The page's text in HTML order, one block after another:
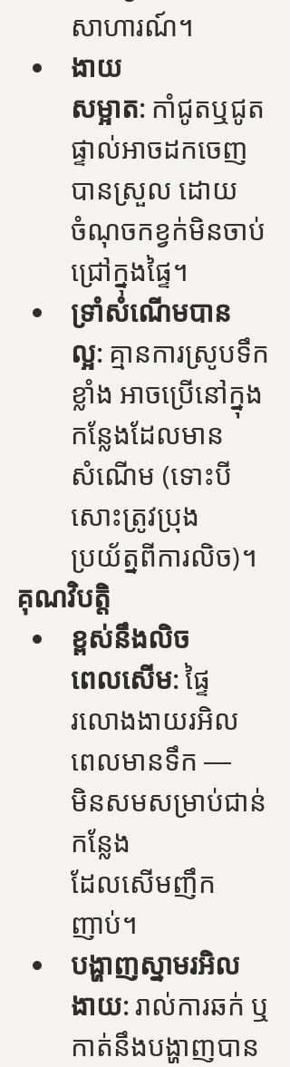
សាហារណ៍។
ងាយ
សម្អាត: កាំជូតឬជូត
ផ្ទាល់អាចដកចេញ
បានស្រួល ដោយ
ចំណុចកខ្វក់មិនចាប់
ជ្រៅក្នុងផ្ទៃ។
ទ្រាំសំណើមបាន
ល្អ: គ្មានការស្រូបទឹក
ខ្លាំង អាចប្រើនៅក្នុង
កន្លែងដែលមាន
សំណើម (ទោះបី
សោះត្រូវប្រុង
ប្រយ័ត្នពីការលិច)។
គុណវិបត្តិ
ខ្ពស់នឹងលិច
ពេលសើម: ផ្ទៃ
រលោងងាយរអិល
ពេលមានទឹក —
មិនសមសម្រាប់ជាន់
កន្លែង
ដែលសើមញឹក
ញាប់។
បង្ហាញស្នាមរអិល
ងាយ: រាល់ការឆក់ ឬ
កាត់នឹងបង្ហាញបាន